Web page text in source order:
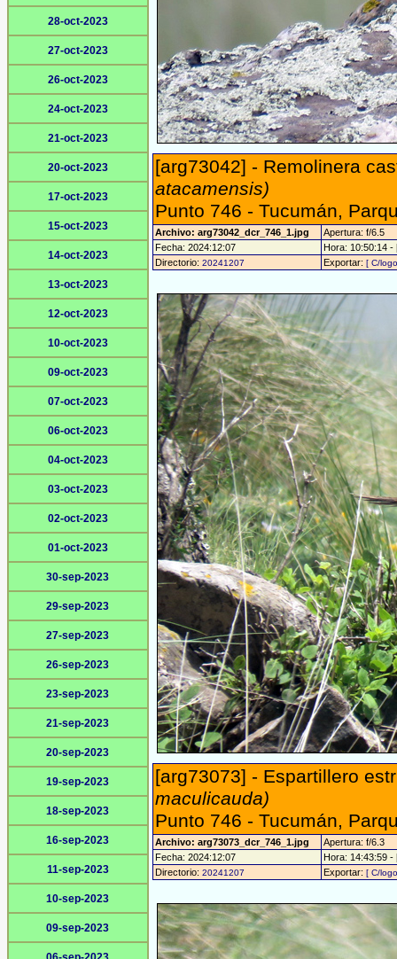
28-oct-2023
27-oct-2023
26-oct-2023
24-oct-2023
21-oct-2023
20-oct-2023
17-oct-2023
15-oct-2023
14-oct-2023
13-oct-2023
12-oct-2023
10-oct-2023
09-oct-2023
07-oct-2023
06-oct-2023
04-oct-2023
03-oct-2023
02-oct-2023
01-oct-2023
30-sep-2023
29-sep-2023
27-sep-2023
26-sep-2023
23-sep-2023
21-sep-2023
20-sep-2023
19-sep-2023
18-sep-2023
16-sep-2023
11-sep-2023
10-sep-2023
09-sep-2023
[arg73042] - Remolinera
atacamensis)
Punto 746 - Tucumán,
Archivo: arg73042_dcr_746_1.jpg
Apertura: f/6.5
Fecha: 2024:12:07
Hora: 10:50:14 -
Directorio: 20241207 Exportar: [ C/
[arg73073] - Espartillero
maculicauda)
Punto 746 - Tucumán,
Archivo: arg73073_dcr_746_1.jpg
Apertura: f/6.3
Fecha: 2024:12:07
Hora: 14:43:59 -
Directorio: 20241207 Exportar: [ C/